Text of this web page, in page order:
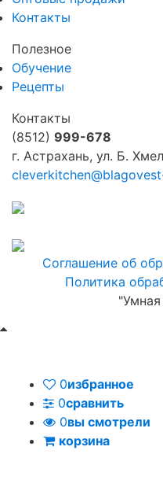
Контакты
Полезное
Обучение
Рецепты
Контакты
(8512) 999-678
г. Астрахань, ул. Б.
Соглашение об
Политика
0избранное
0сравнить
0вы смотрели
корзина